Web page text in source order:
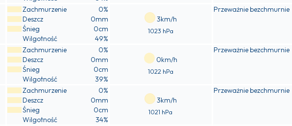
Zachmurzenie
0%
Deszcz
0mm
Śnieg
0cm
Wilgotność
49%
3km/h
1023 hPa
Przeważnie bezchmurnie
Zachmurzenie
0%
Deszcz
0mm
Śnieg
0cm
Wilgotność
39%
0km/h
1022 hPa
Przeważnie bezchmurnie
Zachmurzenie
0%
Deszcz
0mm
Śnieg
0cm
Wilgotność
34%
3km/h
1021 hPa
Przeważnie bezchmurnie